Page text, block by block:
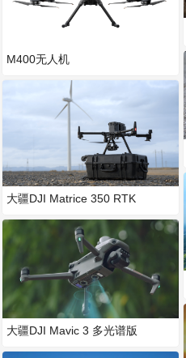
M400无人机
大疆DJI Matrice 350 RTK
大疆DJI Mavic 3 多光谱版